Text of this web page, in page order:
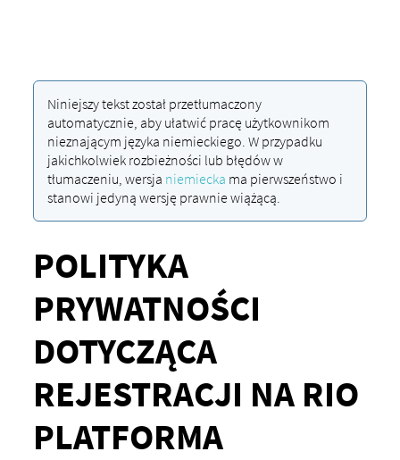
Niniejszy tekst został przetłumaczony
automatycznie, aby ułatwić pracę użytkownikom
nieznającym języka niemieckiego. W przypadku
jakichkolwiek rozbieżności lub błędów w
tłumaczeniu, wersja niemiecka ma pierwszeństwo i
stanowi jedyną wersję prawnie wiążącą.
POLITYKA
PRYWATNOŚCI
DOTYCZĄCA
REJESTRACJI NA RIO
PLATFORMA